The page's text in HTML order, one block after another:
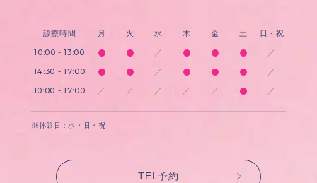
診療時間 月 火 水 木 金 土 日・祝
10:00 - 13:00 ／ ／
14:30 - 17:00 ／ ／
10:00 - 17:00 ／ ／ ／ ／ ／ ／
※休診日 : 水・日・祝
TEL予約